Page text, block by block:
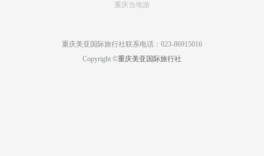
重庆当地游
重庆美亚国际旅行社联系电话：023-86915016
Copyright ©重庆美亚国际旅行社